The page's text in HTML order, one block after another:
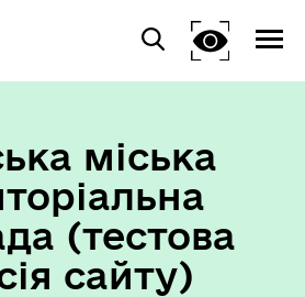
міська
(тестова
сайту)